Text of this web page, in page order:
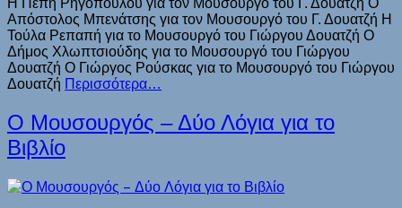
Η Πέπη Ρηγοπούλου για τον Μουσουργό του Γ. Δουατζή Ο
Απόστολος Μπενάτσης για τον Μουσουργό του Γ. Δουατζή Η
Τούλα Ρεπαπή για το Μουσουργό του Γιώργου Δουατζή Ο
Δήμος Χλωπτσιούδης για το Μουσουργό του Γιώργου
Δουατζή Ο Γιώργος Ρούσκας για το Μουσουργό του Γιώργου
Δουατζή Περισσότερα…
Ο Μουσουργός – Δύο Λόγια για το
Βιβλίο